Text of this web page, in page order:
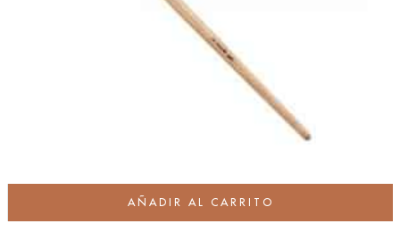
AÑADIR AL CARRITO